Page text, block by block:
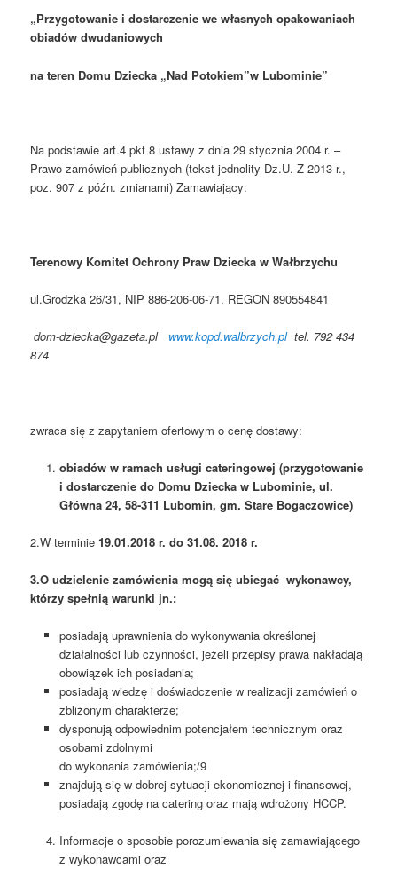
„Przygotowanie i dostarczenie we własnych opakowaniach
obiadów dwudaniowych
na teren Domu Dziecka „Nad Potokiem”w Lubominie”
Na podstawie art.4 pkt 8 ustawy z dnia 29 stycznia 2004 r. –
Prawo zamówień publicznych (tekst jednolity Dz.U. Z 2013 r.,
poz. 907 z późn. zmianami) Zamawiający:
Terenowy Komitet Ochrony Praw Dziecka w Wałbrzychu
ul.Grodzka 26/31, NIP 886-206-06-71, REGON 890554841
dom-dziecka@gazeta.pl www.kopd.walbrzych.pltel. 792 434
874
zwraca się z zapytaniem ofertowym o cenę dostawy:
obiadów w ramach usługi cateringowej (przygotowanie
i dostarczenie do Domu Dziecka w Lubominie, ul.
Główna 24, 58-311 Lubomin, gm. Stare Bogaczowice)
2.W terminie19.01.2018 r. do 31.08. 2018 r.
3.O udzielenie zamówienia mogą się ubiegać wykonawcy,
którzy spełnią warunki jn.:
posiadają uprawnienia do wykonywania określonej
działalności lub czynności, jeżeli przepisy prawa nakładają
obowiązek ich posiadania;
posiadają wiedzę i doświadczenie w realizacji zamówień o
zbliżonym charakterze;
dysponują odpowiednim potencjałem technicznym oraz
osobami zdolnymi
do wykonania zamówienia;/9
znajdują się w dobrej sytuacji ekonomicznej i finansowej,
posiadają zgodę na catering oraz mają wdrożony HCCP.
Informacje o sposobie porozumiewania się zamawiającego
z wykonawcami oraz